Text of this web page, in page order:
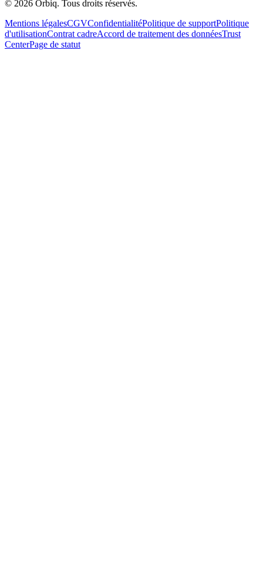
© 2026 Orbiq. Tous droits réservés.
Mentions légalesCGVConfidentialitéPolitique de supportPolitique
d'utilisationContrat cadreAccord de traitement des donnéesTrust
CenterPage de statut